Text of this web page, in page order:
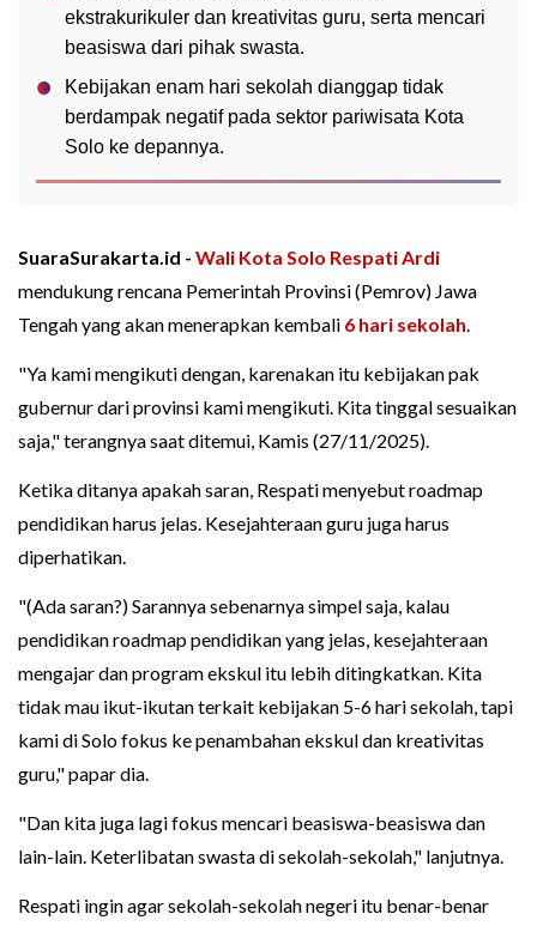
ekstrakurikuler dan kreativitas guru, serta mencari
beasiswa dari pihak swasta.
Kebijakan enam hari sekolah dianggap tidak
berdampak negatif pada sektor pariwisata Kota
Solo ke depannya.
SuaraSurakarta.id - Wali Kota Solo Respati Ardi
mendukung rencana Pemerintah Provinsi (Pemrov) Jawa
Tengah yang akan menerapkan kembali 6 hari sekolah.
"Ya kami mengikuti dengan, karenakan itu kebijakan pak
gubernur dari provinsi kami mengikuti. Kita tinggal sesuaikan
saja," terangnya saat ditemui, Kamis (27/11/2025).
Ketika ditanya apakah saran, Respati menyebut roadmap
pendidikan harus jelas. Kesejahteraan guru juga harus
diperhatikan.
"(Ada saran?) Sarannya sebenarnya simpel saja, kalau
pendidikan roadmap pendidikan yang jelas, kesejahteraan
mengajar dan program ekskul itu lebih ditingkatkan. Kita
tidak mau ikut-ikutan terkait kebijakan 5-6 hari sekolah, tapi
kami di Solo fokus ke penambahan ekskul dan kreativitas
guru," papar dia.
"Dan kita juga lagi fokus mencari beasiswa-beasiswa dan
lain-lain. Keterlibatan swasta di sekolah-sekolah," lanjutnya.
Respati ingin agar sekolah-sekolah negeri itu benar-benar